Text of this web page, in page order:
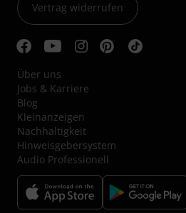
Vertrag widerrufen
Über uns
Jobs & Karriere
Blog
Kleinanzeigen
Nachhaltigkeit
Hinweisgebersystem
Audio Professionell